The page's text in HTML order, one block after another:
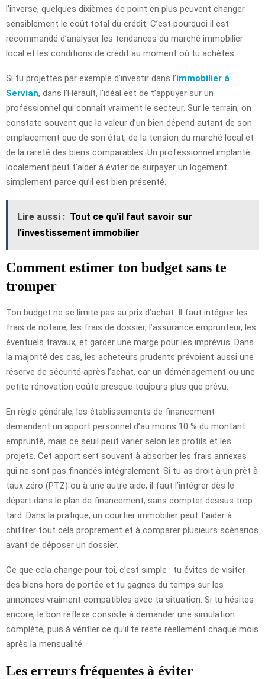
l’inverse, quelques dixièmes de point en plus peuvent changer
sensiblement le coût total du crédit. C’est pourquoi il est
recommandé d’analyser les tendances du marché immobilier
local et les conditions de crédit au moment où tu achètes.
Si tu projettes par exemple d’investir dans l’immobilier à
Servian, dans l’Hérault, l’idéal est de t’appuyer sur un
professionnel qui connaît vraiment le secteur. Sur le terrain, on
constate souvent que la valeur d’un bien dépend autant de son
emplacement que de son état, de la tension du marché local et
de la rareté des biens comparables. Un professionnel implanté
localement peut t’aider à éviter de surpayer un logement
simplement parce qu’il est bien présenté.
Lire aussi : Tout ce qu’il faut savoir sur
l’investissement immobilier
Comment estimer ton budget sans te
tromper
Ton budget ne se limite pas au prix d’achat. Il faut intégrer les
frais de notaire, les frais de dossier, l’assurance emprunteur, les
éventuels travaux, et garder une marge pour les imprévus. Dans
la majorité des cas, les acheteurs prudents prévoient aussi une
réserve de sécurité après l’achat, car un déménagement ou une
petite rénovation coûte presque toujours plus que prévu.
En règle générale, les établissements de financement
demandent un apport personnel d’au moins 10 % du montant
emprunté, mais ce seuil peut varier selon les profils et les
projets. Cet apport sert souvent à absorber les frais annexes
qui ne sont pas financés intégralement. Si tu as droit à un prêt à
taux zéro (PTZ) ou à une autre aide, il faut l’intégrer dès le
départ dans le plan de financement, sans compter dessus trop
tard. Dans la pratique, un courtier immobilier peut t’aider à
chiffrer tout cela proprement et à comparer plusieurs scénarios
avant de déposer un dossier.
Ce que cela change pour toi, c’est simple : tu évites de visiter
des biens hors de portée et tu gagnes du temps sur les
annonces vraiment compatibles avec ta situation. Si tu hésites
encore, le bon réflexe consiste à demander une simulation
complète, puis à vérifier ce qu’il te reste réellement chaque mois
après la mensualité.
Les erreurs fréquentes à éviter